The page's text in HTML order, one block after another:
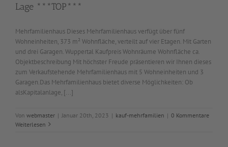
Lage ***TOP***
Mehrfamilienhaus Dieses Mehrfamilienhaus verfügt über fünf
Wohneinheiten, 373 m² Wohnfläche, verteilt auf vier Etagen. Mit Garten
und drei Garagen. Wuppertal Kaufpreis Wohnräume Wohnfläche ca.
Objektbeschreibung Mit höchster Freude präsentieren wir Ihnen dieses
zum Verkaufstehende Mehrfamilienhaus mit 5 Wohneinheiten und 3
Garagen.Das Mehrfamilienhaus bietet diverse Möglichkeiten: Ob
alsKapitalanlage, [...]
Von webmaster | Januar 20th, 2023 | kauf-mehrfamilien | 0 Kommentare
Weiterlesen